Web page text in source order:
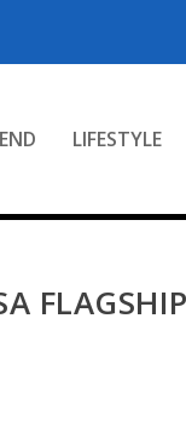
LIFESTYLE
FLAGSHIP